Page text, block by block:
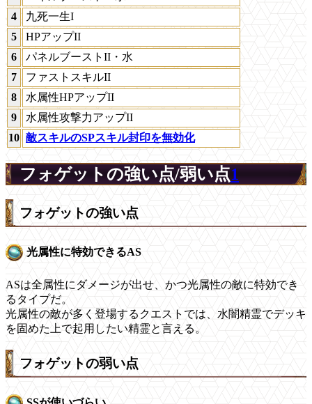
4
九死一生I
5
HPアップII
6
パネルブーストII・水
7
ファストスキルII
8
水属性HPアップII
9
水属性攻撃力アップII
10 敵スキルのSPスキル封印を無効化
フォゲットの強い点/弱い点1
フォゲットの強い点
光属性に特効できるAS
ASは全属性にダメージが出せ、かつ光属性の敵に特効でき
るタイプだ。
光属性の敵が多く登場するクエストでは、水闇精霊でデッキ
を固めた上で起用したい精霊と言える。
フォゲットの弱い点